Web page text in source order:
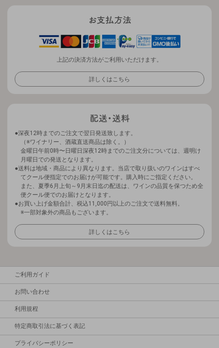
上記の決済方法がご利用いただけます。
詳しくはこちら
深夜12時までのご注文で翌日発送致します。
（※ワイナリー、酒蔵直送商品は除く。）
金曜日午前0時〜日曜日深夜12時までのご注文分については、週明け
月曜日での発送となります。
送料は地域・商品により異なります。当店で取り扱いのワインはすべ
てクール便指定でのお届けが可能です。購入時にご指定ください。
また、夏季6月上旬～9月末日迄の配送は、ワインの品質を保つため全
便クール便でのお届けとなります。
お買い上げ金額合計、税込11,000円以上のご注文で送料無料。
※一部対象外の商品もございます。
詳しくはこちら
ご利用ガイド
お問い合わせ
利用規程
特定商取引法に基づく表記
プライバシーポリシー